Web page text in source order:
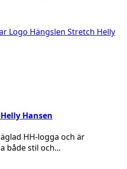
Hansen
HH-logga och är
både stil och...